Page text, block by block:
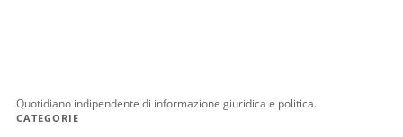
Quotidiano indipendente di informazione giuridica e politica.
CATEGORIE